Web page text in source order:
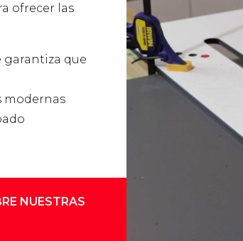
ofrecer las
garantiza que
modernas
NUESTRAS